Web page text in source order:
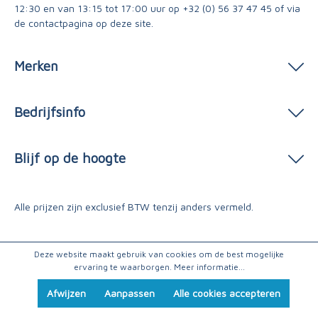
12:30 en van 13:15 tot 17:00 uur op +32 (0) 56 37 47 45 of via
de contactpagina op deze site.
Merken
Bedrijfsinfo
Blijf op de hoogte
Alle prijzen zijn exclusief BTW tenzij anders vermeld.
Deze website maakt gebruik van cookies om de best mogelijke
ervaring te waarborgen. Meer informatie...
Afwijzen Aanpassen Alle cookies accepteren